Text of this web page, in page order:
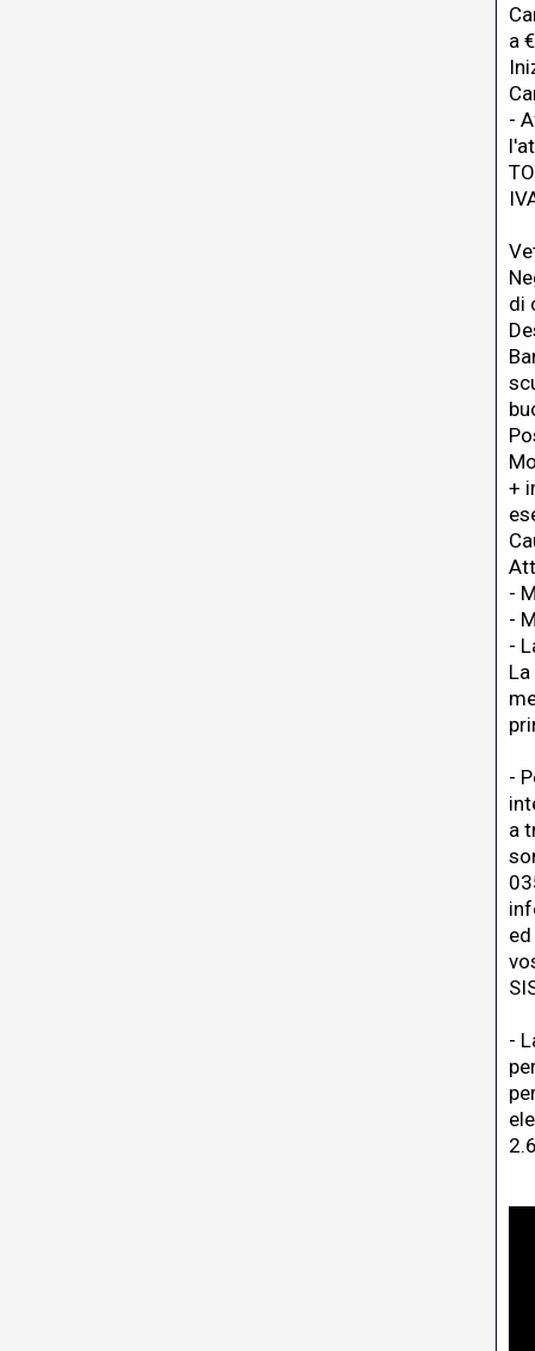
a
-
di
+
-
-
-
-
a
-